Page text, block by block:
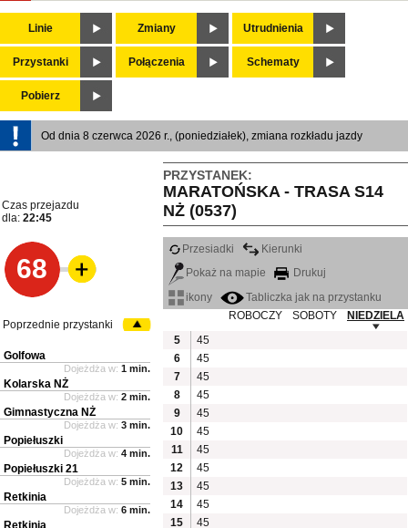
Linie Zmiany Utrudnienia
Przystanki Połączenia Schematy
Pobierz
Od dnia 8 czerwca 2026 r., (poniedziałek), zmiana rozkładu jazdy
PRZYSTANEK:
MARATOŃSKA - TRASA S14
NŻ (0537)
Czas przejazdu
dla: 22:45
68
Przesiadki
Kierunki
Pokaż na mapie
Drukuj
ikony
Tabliczka jak na przystanku
ROBOCZY
SOBOTY
NIEDZIELA
5
45
6
45
7
45
8
45
9
45
10
45
11
45
12
45
13
45
14
45
15
45
Poprzednie przystanki
Golfowa
Dojeżdża w: 1 min.
Kolarska NŻ
Dojeżdża w: 2 min.
Gimnastyczna NŻ
Dojeżdża w: 3 min.
Popiełuszki
Dojeżdża w: 4 min.
Popiełuszki 21
Dojeżdża w: 5 min.
Retkinia
Dojeżdża w: 6 min.
Retkinia